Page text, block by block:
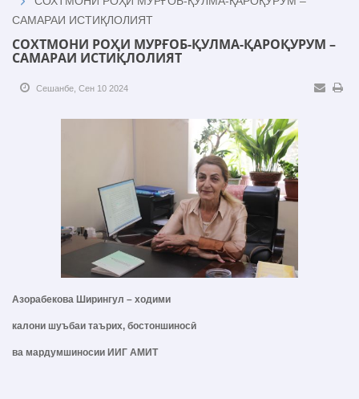
САМАРАИ ИСТИҚЛОЛИЯТ
СОХТМОНИ РОҲИ МУРҒОБ-ҚУЛМА-ҚАРОҚУРУМ –
САМАРАИ ИСТИҚЛОЛИЯТ
Сешанбе, Сен 10 2024
Азорабекова Ширингул – ходими
калони шуъбаи таърих, бостоншиносӣ
ва мардумшиносии ИИГ АМИТ